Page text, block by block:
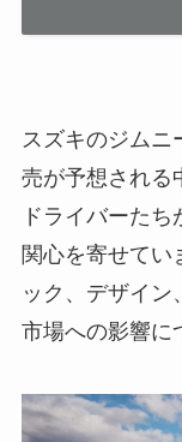
スズキのジムニ
売が予想される
ドライバーた
関心を寄せてい
ック、デザイン
市場への影響に